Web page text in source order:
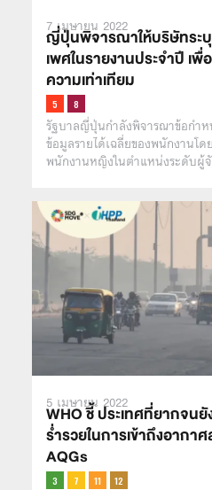
7 เมษายน 2022
ญี่ปุ่นพิจารณาให้บริษัทระบุ
เพศในรายงานประจำปี เพื่
ความเท่าเทียม
รัฐบาลญี่ปุ่นกำลังพิจารณาข้อกำ
ข้อมูลรายได้เฉลี่ยของพนักงานโ
พนักงานหญิงในตำแหน่งระดับผู้
5 เมษายน 2022
WHO ชี้ ประเทศที่ยากจน
ร่ำรวยในการเข้าถึงอากา
AQGs